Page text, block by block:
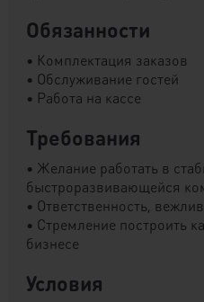
Обязанности
• Комплектация заказов
• Обслуживание гостей
• Работа на кассе
Требования
• Желание работать в
быстроразвивающейся
• Ответственность,
• Стремление построить
бизнесе
Условия